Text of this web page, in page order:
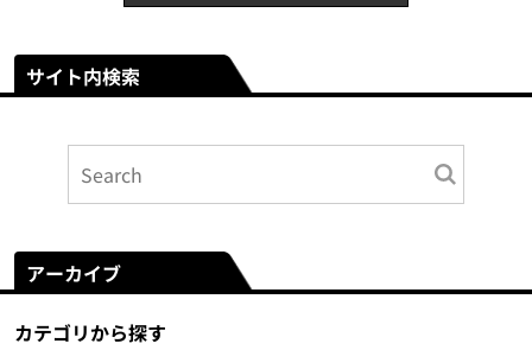
サイト内検索
アーカイブ
カテゴリから探す